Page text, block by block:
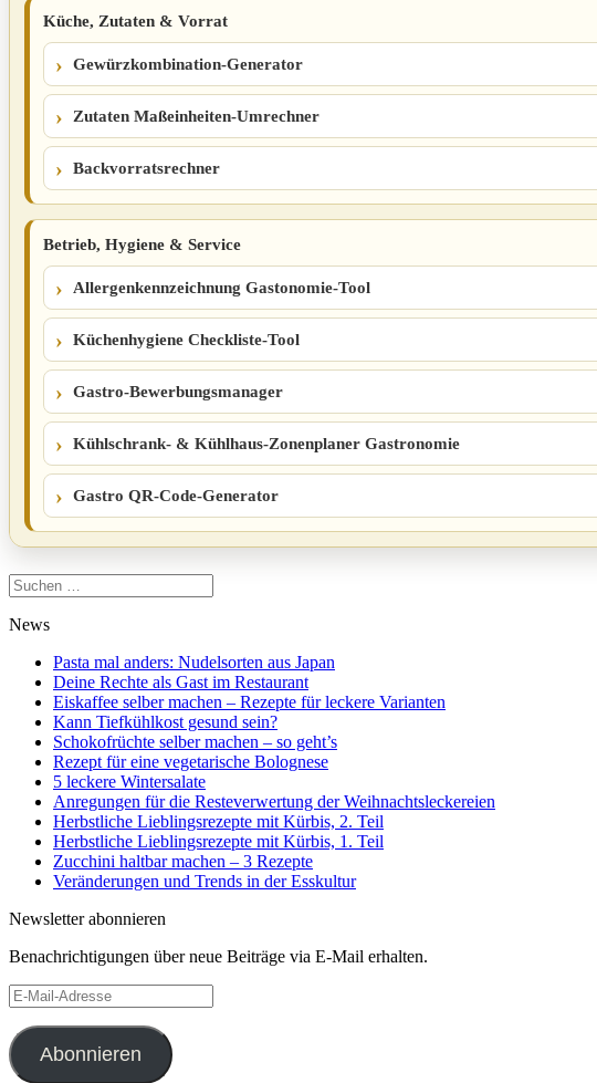
Küche, Zutaten & Vorrat
Gewürzkombination-Generator
Zutaten Maßeinheiten-Umrechner
Backvorratsrechner
Betrieb, Hygiene & Service
Allergenkennzeichnung Gastonomie-Tool
Küchenhygiene Checkliste-Tool
Gastro-Bewerbungsmanager
Kühlschrank- & Kühlhaus-Zonenplaner Gastronomie
Gastro QR-Code-Generator
Suchen
nach:
News
Pasta mal anders: Nudelsorten aus Japan
Deine Rechte als Gast im Restaurant
Eiskaffee selber machen – Rezepte für leckere Varianten
Kann Tiefkühlkost gesund sein?
Schokofrüchte selber machen – so geht’s
Rezept für eine vegetarische Bolognese
5 leckere Wintersalate
Anregungen für die Resteverwertung der Weihnachtsleckereien
Herbstliche Lieblingsrezepte mit Kürbis, 2. Teil
Herbstliche Lieblingsrezepte mit Kürbis, 1. Teil
Zucchini haltbar machen – 3 Rezepte
Veränderungen und Trends in der Esskultur
Newsletter abonnieren
Benachrichtigungen über neue Beiträge via E-Mail erhalten.
E-
Mail-
Adresse
Abonnieren